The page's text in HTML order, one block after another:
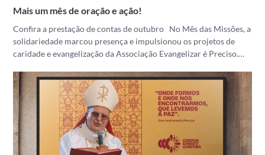
Mais um mês de oração e ação!
Confira a prestação de contas de outubro No Mês das Missões, a
solidariedade marcou presença e impulsionou os projetos de
caridade e evangelização da Associação Evangelizar é Preciso.…